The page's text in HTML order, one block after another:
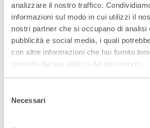
analizzare il nostro traffico.
informazioni sul modo in cui utilizzi il
nostri partner che si occupano di analisi
pubblicità e social media, i quali
con altre informazioni che hai fornito
raccolto dal tuo utilizzo dei loro servizi.
delNecessari
10 Maggio 2003
Medea
di Christa Wolf
traduzione Anita Raja
a cura di Elisabetta Pozzi
con Elisabetta Pozzi e Daniele D’Angelo
20 Maggio – 1 Giugno 2003